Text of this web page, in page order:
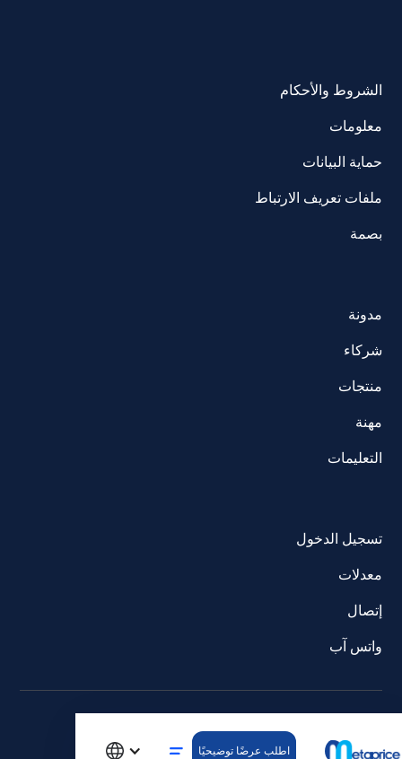
الشروط والأحكام
معلومات
حماية البيانات
ملفات تعريف الارتباط
بصمة
مدونة
شركاء
منتجات
مهنة
التعليمات
تسجيل الدخول
معدلات
إتصال
واتس آب
© جميع الحقوق محفوظة. metaprice GmbH.
اطلب عرضًا توضيحيًا